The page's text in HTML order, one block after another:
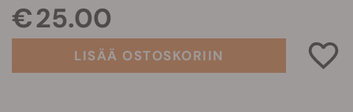
€ 25.00
LISÄÄ OSTOSKORIIN